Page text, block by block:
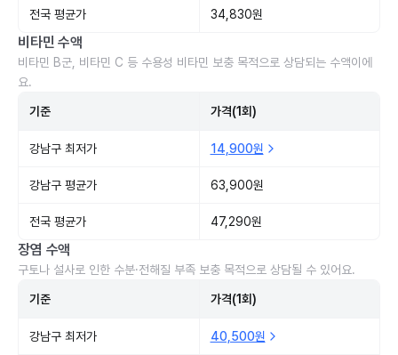
전국 평균가 34,830원
비타민 수액
비타민 B군, 비타민 C 등 수용성 비타민 보충 목적으로 상담되는 수액이에
요.
기준 가격(1회)
강남구 최저가 14,900원
강남구 평균가 63,900원
전국 평균가 47,290원
장염 수액
구토나 설사로 인한 수분·전해질 부족 보충 목적으로 상담될 수 있어요.
기준 가격(1회)
강남구 최저가 40,500원